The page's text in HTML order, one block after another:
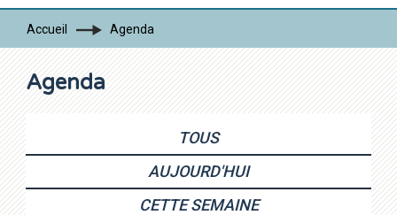
La CDC Vie pratique
Contacts
Accueil Agenda
Agenda
TOUS
AUJOURD'HUI
CETTE SEMAINE